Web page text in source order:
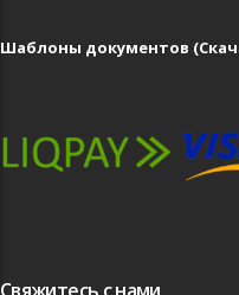
Шаблоны документов